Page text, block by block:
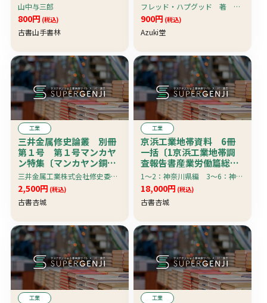
山中与三郎
800円 (税込)
古書山手書林
フレッド・ハプグッド 著 鶴岡雄二 訳
900円 (税込)
Azuki堂
工業
三井金属修史論叢 別冊
第１号 第１号マンカヤ
ン特集〔マンカヤン銅山
記録、戦時マンカヤン派
遣員（開発から引揚ま
で）〕
三井金属工業株式会社修史委員会事務局編
2,500円 (税込)
古書杏城
工業
京浜工業地帯資料 6冊
一括〔1京浜工業地帯調
査報告書産業労働篇総論
（昭和27）、2京浜工業
地帯調査報告書産業労働
篇各論（昭和29）、3京
浜産業史講座第1集、4京
浜産業史講座第3集、6京
浜産業史講座第4集〕
珍資料
1〜2：神奈川県編 3〜6：神奈川県立川崎図書館編
18,000円 (税込)
古書杏城
工業 工業